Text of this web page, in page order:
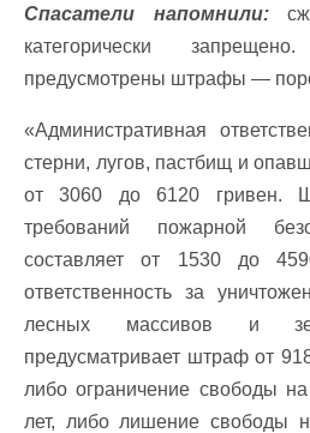
Спасатели напомнили:
категорически
предусмотрены штрафы —
«Административная
стерни, лугов, пастбищ и
от 3060 до 6120 гривен.
требований пожарной
составляет от 1530 до
ответственность за
лесных массивов и
предусматривает штраф от
либо ограничение свободы
лет, либо лишение свободы